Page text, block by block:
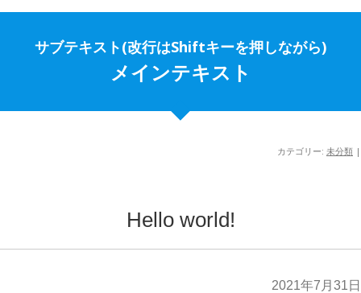
サブテキスト(改行はShiftキーを押しながら)
メインテキスト
カテゴリー: 未分類 |
Hello world!
2021年7月31日